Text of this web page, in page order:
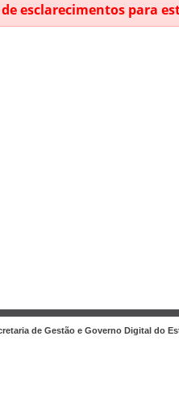
esclarecimentos para
de Gestão e Governo Digital do